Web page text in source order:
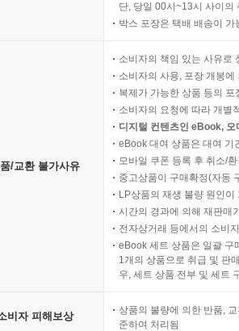
단, 당일 00시~13시 사이의
박스 포장은 택배 배송이
/교환 불가사유
소비자의 책임 있는 사유로
소비자의 사용, 포장 개봉
복제가 가능한 상품 등의
소비자의 요청에 따라 개별
디지털 컨텐츠인 eBook,
eBook 대여 상품은 대여 기
모바일 쿠폰 등록 후 취소/
중고상품이 구매확정(자동
LP상품의 재생 불량 원인
시간의 경과에 의해 재판매
전자상거래 등에서의 소비
eBook 세트 상품은 일괄 구
1개의 상품으로 취급 및 판
우, 세트 상품 전부 및 세트
비자 피해보상
상품의 불량에 의한 반품,
준하여 처리됨